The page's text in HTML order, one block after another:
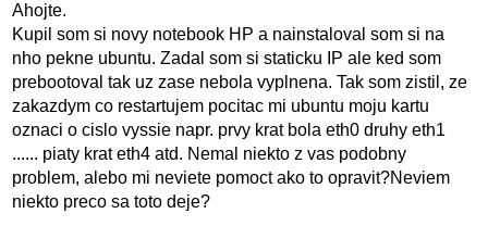
Ahojte.
Kupil som si novy notebook HP a nainstaloval som si na
nho pekne ubuntu. Zadal som si staticku IP ale ked som
prebootoval tak uz zase nebola vyplnena. Tak som zistil, ze
zakazdym co restartujem pocitac mi ubuntu moju kartu
oznaci o cislo vyssie napr. prvy krat bola eth0 druhy eth1
...... piaty krat eth4 atd. Nemal niekto z vas podobny
problem, alebo mi neviete pomoct ako to opravit?Neviem
niekto preco sa toto deje?